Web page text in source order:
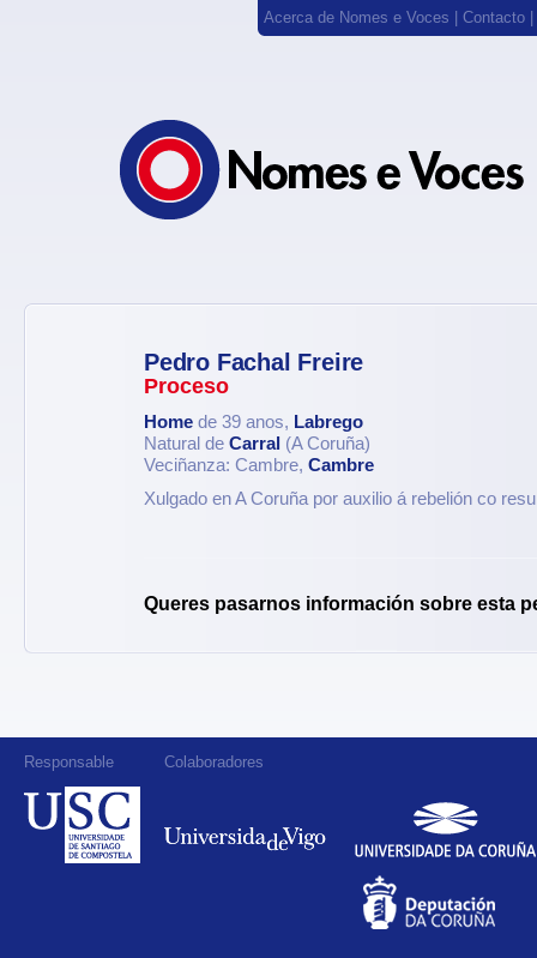
Acerca de Nomes e Voces Contacto
Pedro Fachal Freire
Proceso
Home de 39 anos, Labrego
Natural de Carral (A Coruña)
Veciñanza: Cambre, Cambre
Xulgado en A Coruña por auxilio á rebelión co
Queres pasarnos información sobre esta
Responsable Colaboradores